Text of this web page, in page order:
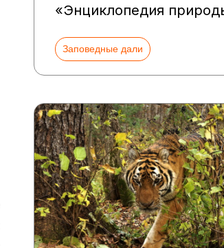
«Энциклопедия
Заповедные дали